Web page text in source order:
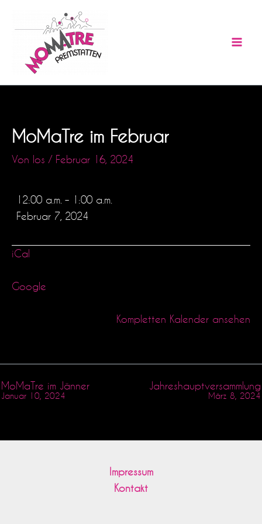
MoMaTre im Februar
Von los / Februar 16, 2024
Februar
12:00 a.m. – 1:00 a.m.
Februar 7, 2024
iCal
Google
Kompletten Kalender ansehen
MoMaTre im Jänner
Januar 10, 2024
Jahreshauptversammlung
März 8, 2024
Impressum
Kontakt